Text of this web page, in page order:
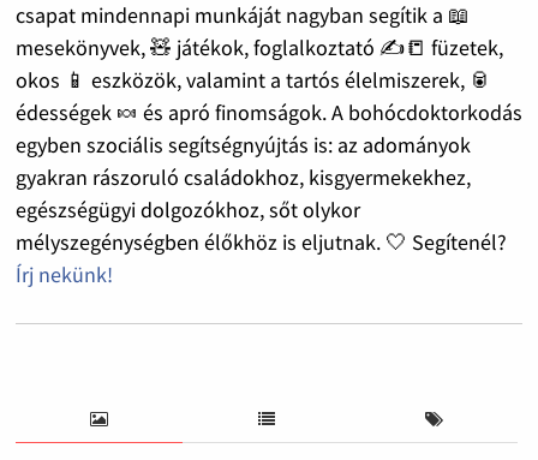
csapat mindennapi munkáját nagyban segítik a 📖
mesekönyvek, 🧸 játékok, foglalkoztató ✍️📒 füzetek,
okos 📱 eszközök, valamint a tartós élelmiszerek, 🥫
édességek 🍬 és apró finomságok. A bohócdoktorkodás
egyben szociális segítségnyújtás is: az adományok
gyakran rászoruló családokhoz, kisgyermekekhez,
egészségügyi dolgozókhoz, sőt olykor
mélyszegénységben élőkhöz is eljutnak. 🤍 Segítenél?
Írj nekünk!